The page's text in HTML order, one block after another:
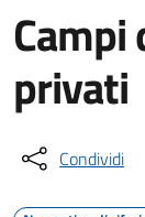
Campi
privati
Condividi